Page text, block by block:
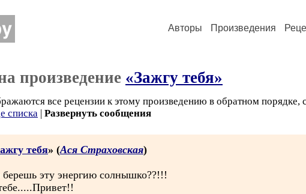
Авторы Произведения
произведение «Зажгу тебя»
все рецензии к этому произведению в обратном порядке,
списка | Развернуть сообщения
тебя» (Ася Страховская)
берешь эту энергию солнышко??!!!